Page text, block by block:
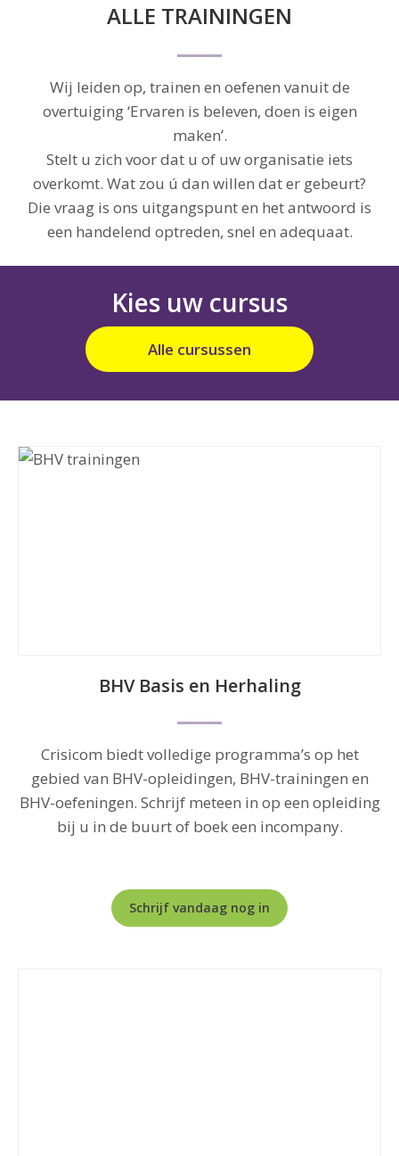
ALLE TRAININGEN
Wij leiden op, trainen en oefenen vanuit de
overtuiging ‘Ervaren is beleven, doen is eigen
maken’.
Stelt u zich voor dat u of uw organisatie iets
overkomt. Wat zou ú dan willen dat er gebeurt?
Die vraag is ons uitgangspunt en het antwoord is
een handelend optreden, snel en adequaat.
Kies uw cursus
Alle cursussen
BHV Basis en Herhaling
Crisicom biedt volledige programma’s op het
gebied van BHV-opleidingen, BHV-trainingen en
BHV-oefeningen. Schrijf meteen in op een opleiding
bij u in de buurt of boek een incompany.
Schrijf vandaag nog in